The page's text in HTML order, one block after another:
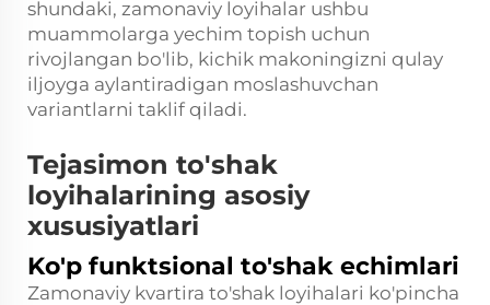
shundaki, zamonaviy loyihalar ushbu
muammolarga yechim topish uchun
rivojlangan bo'lib, kichik makoningizni qulay
iljoyga aylantiradigan moslashuvchan
variantlarni taklif qiladi.
Tejasimon to'shak
loyihalarining asosiy
xususiyatlari
Ko'p funktsional to'shak echimlari
Zamonaviy kvartira to'shak loyihalari ko'pincha